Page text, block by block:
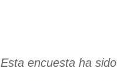
Esta encuesta ha